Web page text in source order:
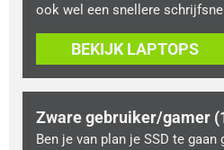
ook wel een snellere
BEKIJK LAPTOPS
Zware gebruiker/gamer
Ben je van plan je SSD te